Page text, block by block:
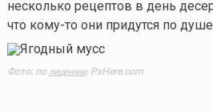
несколько рецептов в день
что кому-то они придутся по
Фото: по лицензии,PxHere.com